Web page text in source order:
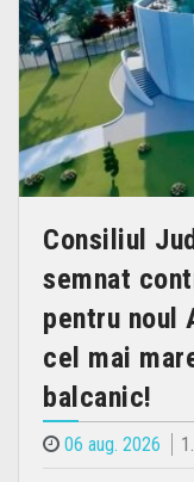
Consiliul
semnat
pentru noul
cel mai
balcanic!
06 aug. 2026